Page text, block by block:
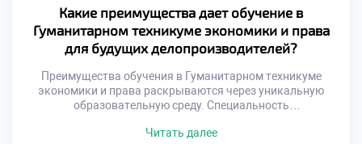
не просто текст, а элемент бизнес-процесса.
Эффективность документооборота напрямую влияет на
скорость принятия управленческих решений. Задержки
[…]
Какие преимущества дает обучение в
Гуманитарном техникуме экономики и права
для будущих делопроизводителей?
Преимущества обучения в Гуманитарном техникуме
экономики и права раскрываются через уникальную
образовательную среду. Специальность
современные гуманитарные ценности. Студенты
Читать далее